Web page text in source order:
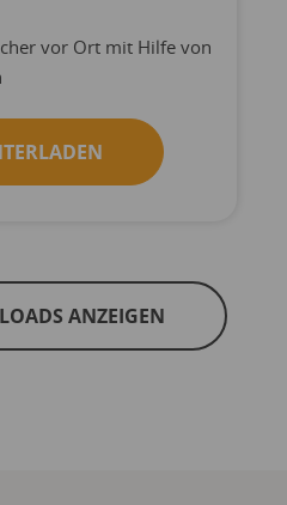
vor Ort mit Hilfe von
ANZEIGEN